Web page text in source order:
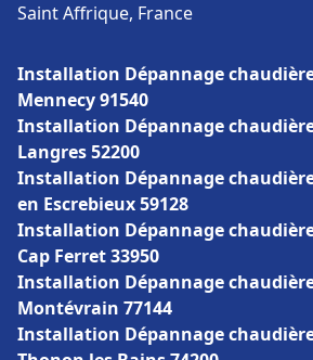
Saint Affrique, France
Installation Dépannage
Mennecy 91540
Installation Dépannage
Langres 52200
Installation Dépannage
en Escrebieux 59128
Installation Dépannage
Cap Ferret 33950
Installation Dépannage
Montévrain 77144
Installation Dépannage